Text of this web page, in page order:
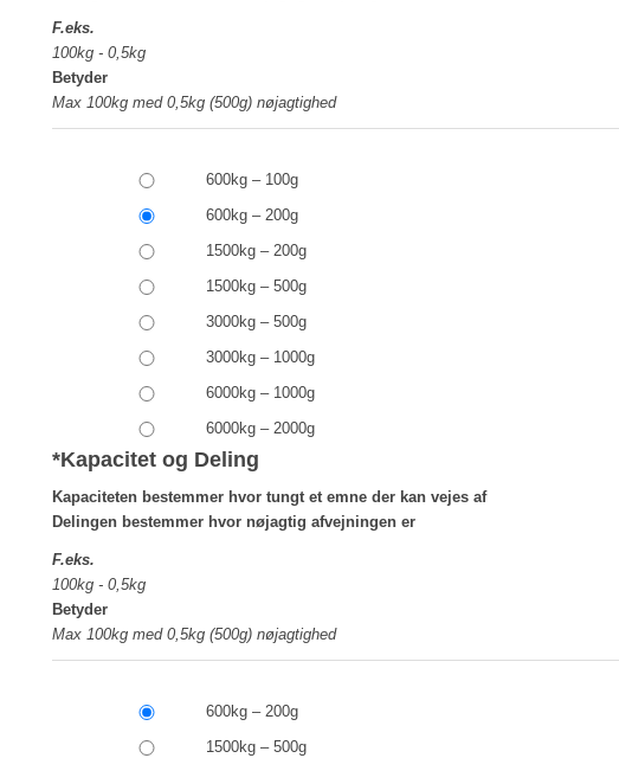
F.eks.
100kg - 0,5kg
Betyder
Max 100kg med 0,5kg (500g) nøjagtighed
600kg – 100g
600kg – 200g
1500kg – 200g
1500kg – 500g
3000kg – 500g
3000kg – 1000g
6000kg – 1000g
6000kg – 2000g
*Kapacitet og Deling
Kapaciteten bestemmer hvor tungt et emne der kan vejes af
Delingen bestemmer hvor nøjagtig afvejningen er
F.eks.
100kg - 0,5kg
Betyder
Max 100kg med 0,5kg (500g) nøjagtighed
600kg – 200g
1500kg – 500g